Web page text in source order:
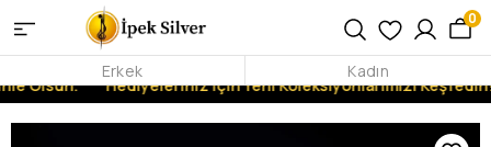
Olsun. Hediyeleriniz İçin Yeni Koleksiyonlarımızı Keşfedin!
0
Erkek Kadın